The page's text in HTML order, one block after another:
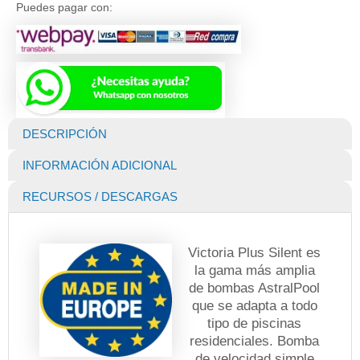
Victoria
Plus
Silent
1.5
HP
AstralPool
(Fabricación
cantidad
Puedes pagar con:
DESCRIPCIÓN
INFORMACIÓN ADICIONAL
RECURSOS / DESCARGAS
Victoria Plus Silent es
la gama más amplia
de bombas AstralPool
que se adapta a todo
tipo de piscinas
residenciales. Bomba